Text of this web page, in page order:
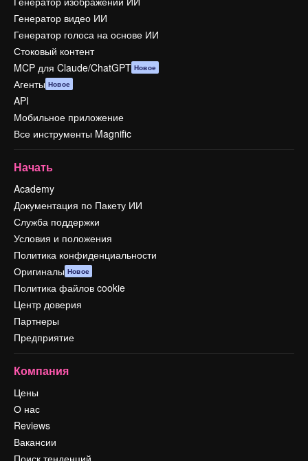
Генератор видео ИИ
Генератор голоса на основе ИИ
Стоковый контент
MCP для Claude/ChatGPT Новое
Агенты Новое
API
Мобильное приложение
Все инструменты Magnific
Начать
Academy
Документация по Пакету ИИ
Служба поддержки
Условия и положения
Политика конфиденциальности
Оригиналы Новое
Политика файлов cookie
Центр доверия
Партнеры
Предприятие
Компания
Цены
О нас
Reviews
Вакансии
Поиск тенденций